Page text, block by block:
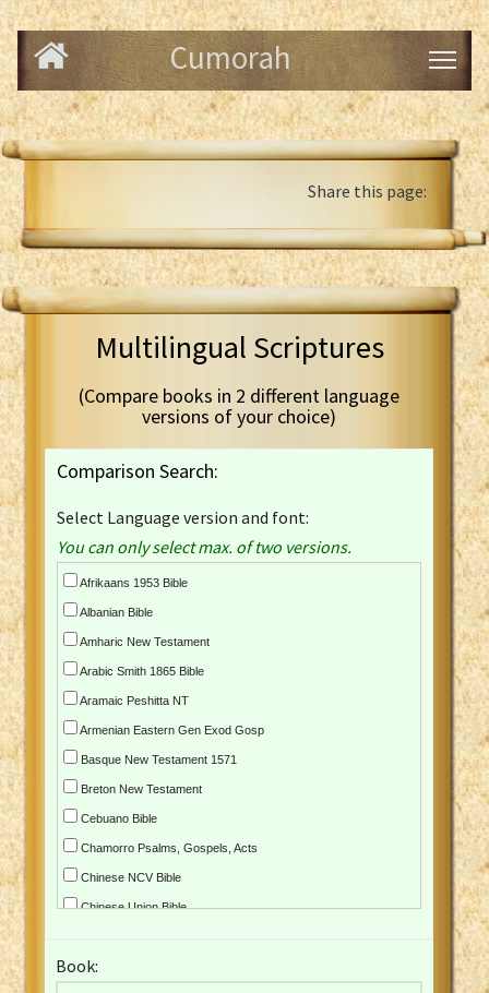
Cumorah
Share this page:
Multilingual Scriptures
(Compare books in 2 different language
versions of your choice)
Comparison Search:
Select Language version and font:
You can only select max. of two versions.
Afrikaans 1953 Bible
Albanian Bible
Amharic New Testament
Arabic Smith 1865 Bible
Aramaic Peshitta NT
Armenian Eastern Gen Exod Gosp
Basque New Testament 1571
Breton New Testament
Cebuano Bible
Chamorro Psalms, Gospels, Acts
Chinese NCV Bible
Chinese Union Bible
Czech Kralicka Bible
Book: